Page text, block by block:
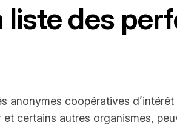
des
anonymes coopératives
certains autres organismes,